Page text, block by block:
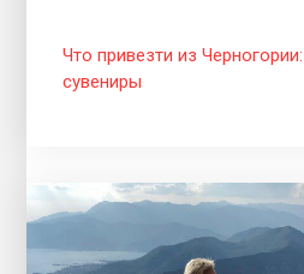
Что привезти из
сувениры